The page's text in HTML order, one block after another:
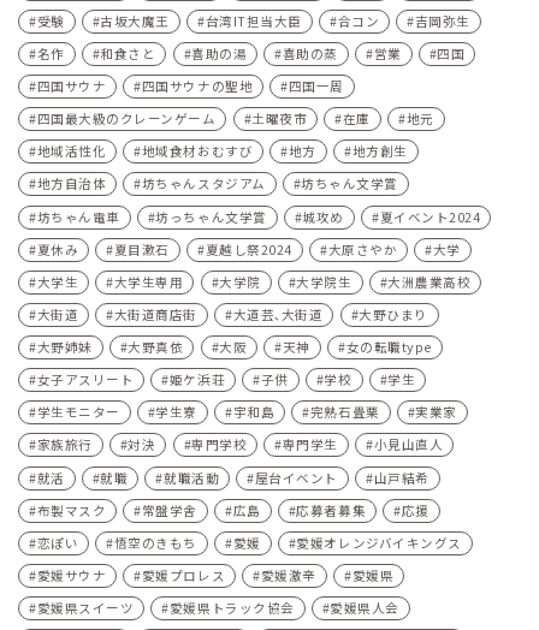
受験
古坂大魔王 台湾IT担当大臣 合コン
吉岡弥生
名作
和食さと 喜助の湯 喜助の蒸 営業
四国
四国サウナ
四国サウナの聖地
四国一周
四国最大級のクレーンゲーム
土曜夜市 在庫
地元
地域活性化
地域食材おむすび 地方
地方創生
地方自治体
坊ちゃんスタジアム
坊ちゃん文学賞
坊ちゃん電車
坊っちゃん文学賞 城攻め
夏イベント2024
夏休み
夏目漱石 夏越し祭2024 大原さやか
大学
大学生
大学生専用 大学院 大学院生
大洲農業高校
大街道
大街道商店街 大道芸､大街道
大野ひまり
大野姉妹
大野真依 大阪 天神
女の転職type
女子アスリート
姫ケ浜荘 子供 学校
学生
学生モニター
学生寮 宇和島 完熟石畳栗
実業家
家族旅行
対決 専門学校 専門学生
小見山直人
就活
就職 就職活動 屋台イベント
山戸結希
布製マスク
常盤学舎 広島 応募者募集
応援
恋ぽい
悟空のきもち 愛媛
愛媛オレンジバイキングス
愛媛サウナ
愛媛プロレス 愛媛激辛
愛媛県
愛媛県スイーツ
愛媛県トラック協会
愛媛県人会